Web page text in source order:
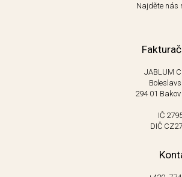
Najděte nás
JABLUM
294 01
IČ
DIČ